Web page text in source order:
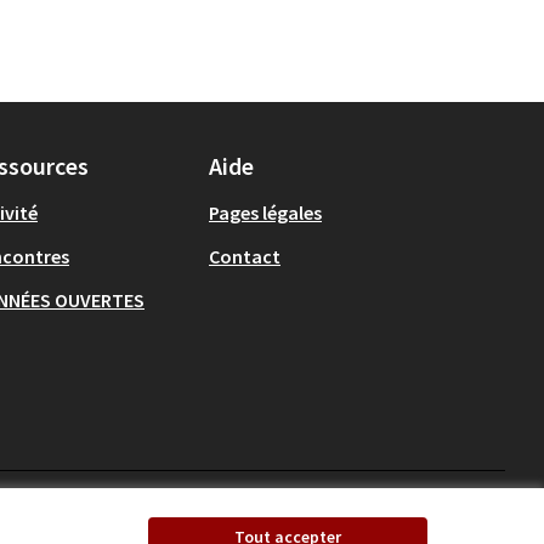
Tout accepter
OUVERTES
Aide
Pages légales
Contact